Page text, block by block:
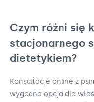
Czym różni się
stacjonarnego
dietetykiem?
Konsultacje online z
wygodna opcja dla